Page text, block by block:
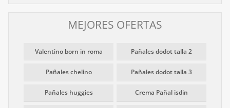
MEJORES OFERTAS
Valentino born in roma Pañales dodot talla 2
Pañales chelino Pañales dodot talla 3
Pañales huggies Crema Pañal isdin